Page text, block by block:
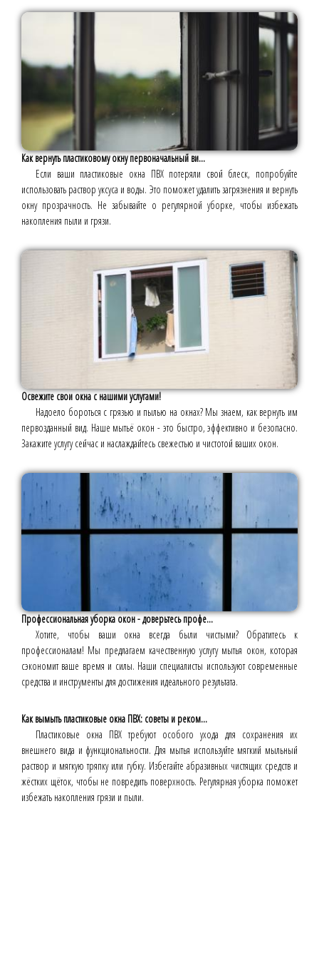
Как вернуть пластиковому окну первоначальный ви...
Если ваши пластиковые окна ПВХ потеряли свой блеск, попробуйте
использовать раствор уксуса и воды. Это поможет удалить загрязнения и вернуть
окну прозрачность. Не забывайте о регулярной уборке, чтобы избежать
накопления пыли и грязи.
Освежите свои окна с нашими услугами!
Надоело бороться с грязью и пылью на окнах? Мы знаем, как вернуть им
первозданный вид. Наше мытьё окон - это быстро, эффективно и безопасно.
Закажите услугу сейчас и наслаждайтесь свежестью и чистотой ваших окон.
Профессиональная уборка окон - доверьтесь профе...
Хотите, чтобы ваши окна всегда были чистыми? Обратитесь к
профессионалам! Мы предлагаем качественную услугу мытья окон, которая
сэкономит ваше время и силы. Наши специалисты используют современные
средства и инструменты для достижения идеального результата.
Как вымыть пластиковые окна ПВХ: советы и реком...
Пластиковые окна ПВХ требуют особого ухода для сохранения их
внешнего вида и функциональности. Для мытья используйте мягкий мыльный
раствор и мягкую тряпку или губку. Избегайте абразивных чистящих средств и
жёстких щёток, чтобы не повредить поверхность. Регулярная уборка поможет
избежать накопления грязи и пыли.